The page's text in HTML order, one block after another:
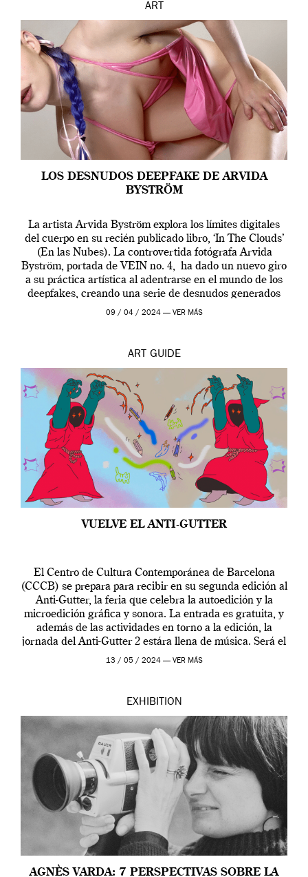
ART
LOS DESNUDOS DEEPFAKE DE ARVIDA
BYSTRÖM
La artista Arvida Byström explora los límites digitales
del cuerpo en su recién publicado libro, ‘In The Clouds’
(En las Nubes). La controvertida fotógrafa Arvida
Byström, portada de VEIN no. 4, ha dado un nuevo giro
a su práctica artística al adentrarse en el mundo de los
deepfakes, creando una serie de desnudos generados
por […]
09 / 04 / 2024 — VER MÁS
ART GUIDE
VUELVE EL ANTI-GUTTER
El Centro de Cultura Contemporánea de Barcelona
(CCCB) se prepara para recibir en su segunda edición al
Anti-Gutter, la feria que celebra la autoedición y la
microedición gráfica y sonora. La entrada es gratuita, y
además de las actividades en torno a la edición, la
jornada del Anti-Gutter 2 estára llena de música. Será el
[…]
13 / 05 / 2024 — VER MÁS
EXHIBITION
AGNÈS VARDA: 7 PERSPECTIVAS SOBRE LA